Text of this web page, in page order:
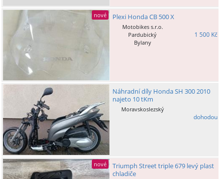
nové Plexi Honda CB 500 X
Motobikes s.r.o.
Pardubický
Bylany
1 500 Kč
Náhradní díly Honda SH 300 2010
najeto 10 tKm
Moravskoslezský
dohodou
nové
Triumph Street triple 679 levý plast
chladiče